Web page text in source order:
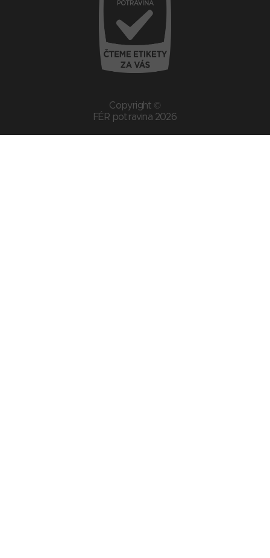
Copyright ©
FÉR potravina 2026